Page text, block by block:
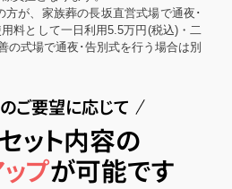
が、家族葬の長坂直営式場で通夜･
料として一日利用5.5万円(税込)・二
の式場で通夜･告別式を行う場合は別
ご要望に応じて
ット内容の
プが可能です